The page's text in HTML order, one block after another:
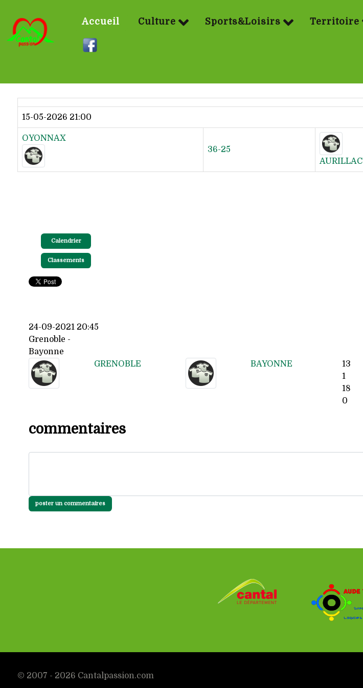
Accueil Culture Sports&Loisirs Territoire
15-05-2026 21:00
OYONNAX
36-25
AURILLAC
Calendrier
Classements
24-09-2021 20:45
Grenoble -
Bayonne
GRENOBLE
BAYONNE
13
1
18
0
commentaires
poster un commentaires
© 2007 - 2026 Cantalpassion.com